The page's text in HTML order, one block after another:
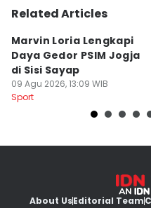
Related Articles
Marvin Loria Lengkapi
Daya Gedor PSIM Jogja
di Sisi Sayap
09 Agu 2026, 13:09 WIB
Sport
About UsEditorial Team